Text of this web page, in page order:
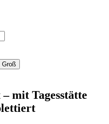
Groß
mit Tagesstätte